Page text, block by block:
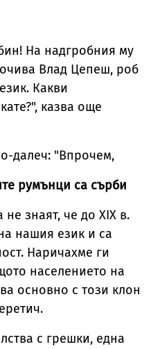
На надгробния му
Влад Цепеш, роб
Какви
казва още
далеч: "Впрочем,
румънци са сърби
знаят, че до XIX в.
нашия език и са
Наричахме ги
населението на
основно с този клон
с грешки, една